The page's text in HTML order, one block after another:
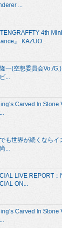
...
4th
』 KAZUO...
一(空想委員会Vo./
...
Carved In Stone
も世界が続くならイ
...
LIVE REPORT
ON...
Carved In Stone